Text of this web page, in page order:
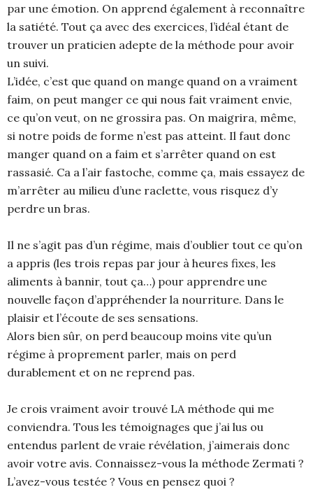
par une émotion. On apprend également à reconnaître
la satiété. Tout ça avec des exercices, l’idéal étant de
trouver un praticien adepte de la méthode pour avoir
un suivi.
L’idée, c’est que quand on mange quand on a vraiment
faim, on peut manger ce qui nous fait vraiment envie,
ce qu’on veut, on ne grossira pas. On maigrira, même,
si notre poids de forme n’est pas atteint. Il faut donc
manger quand on a faim et s’arrêter quand on est
rassasié. Ca a l’air fastoche, comme ça, mais essayez de
m’arrêter au milieu d’une raclette, vous risquez d’y
perdre un bras.
Il ne s’agit pas d’un régime, mais d’oublier tout ce qu’on
a appris (les trois repas par jour à heures fixes, les
aliments à bannir, tout ça…) pour apprendre une
nouvelle façon d’appréhender la nourriture. Dans le
plaisir et l’écoute de ses sensations.
Alors bien sûr, on perd beaucoup moins vite qu’un
régime à proprement parler, mais on perd
durablement et on ne reprend pas.
Je crois vraiment avoir trouvé LA méthode qui me
conviendra. Tous les témoignages que j’ai lus ou
entendus parlent de vraie révélation, j’aimerais donc
avoir votre avis. Connaissez-vous la méthode Zermati ?
L’avez-vous testée ? Vous en pensez quoi ?